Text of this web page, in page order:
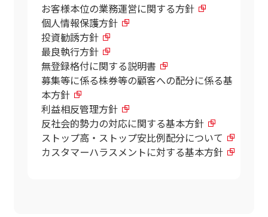
お客様本位の業務運営に関する方針
個人情報保護方針
投資勧誘方針
最良執行方針
無登録格付に関する説明書
募集等に係る株券等の顧客への配分に係る基
本方針
利益相反管理方針
反社会的勢力の対応に関する基本方針
ストップ高・ストップ安比例配分について
カスタマーハラスメントに対する基本方針